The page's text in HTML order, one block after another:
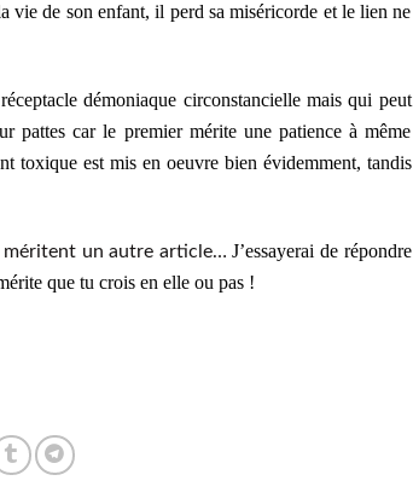
vie de son enfant, il perd sa miséricorde et le lien ne
démoniaque circonstancielle mais qui peut
pattes car le premier mérite une patience à même
toxique est mis en oeuvre bien évidemment, tandis
méritent un autre article…J’essayerai de répondre
que tu crois en elle ou pas !